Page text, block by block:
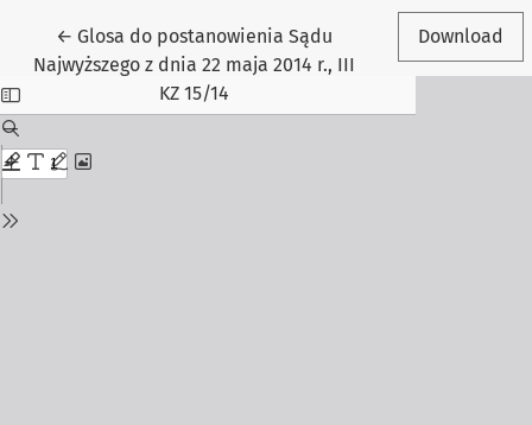
← Return to Article Details
Glosa do postanowienia Sądu
Najwyższego z dnia 22 maja 2014 r., III
KZ 15/14
Download